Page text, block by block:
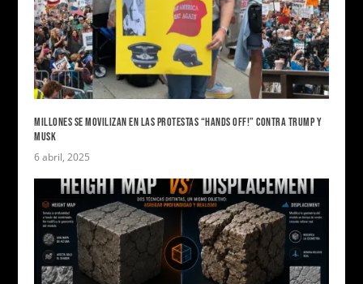
MILLONES SE MOVILIZAN EN LAS PROTESTAS “HANDS OFF!” CONTRA TRUMP Y
MUSK
6 abril, 2025